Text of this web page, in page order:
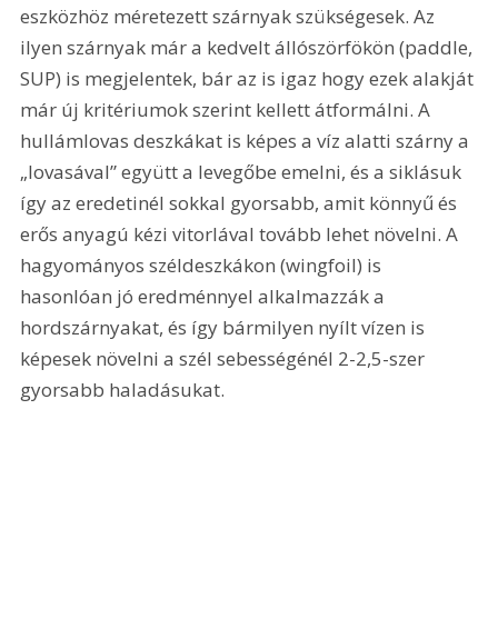
eszközhöz méretezett szárnyak szükségesek. Az
ilyen szárnyak már a kedvelt állószörfökön (paddle,
SUP) is megjelentek, bár az is igaz hogy ezek alakját
már új kritériumok szerint kellett átformálni. A
hullámlovas deszkákat is képes a víz alatti szárny a
„lovasával” együtt a levegőbe emelni, és a siklásuk
így az eredetinél sokkal gyorsabb, amit könnyű és
erős anyagú kézi vitorlával tovább lehet növelni. A
hagyományos széldeszkákon (wingfoil) is
hasonlóan jó eredménnyel alkalmazzák a
hordszárnyakat, és így bármilyen nyílt vízen is
képesek növelni a szél sebességénél 2-2,5-szer
gyorsabb haladásukat.